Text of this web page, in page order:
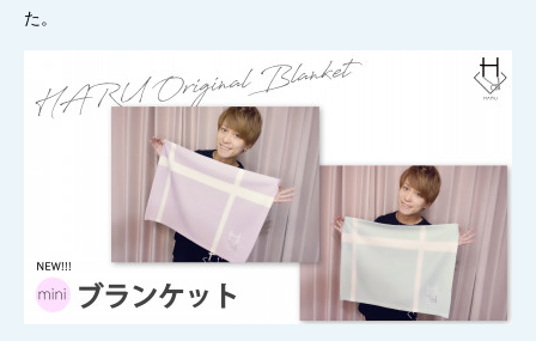
た。